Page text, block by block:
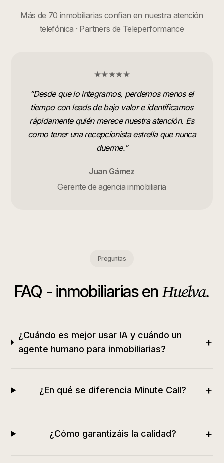
Más de 70 inmobiliarias confían en nuestra atención
telefónica · Partners de Teleperformance
★★★★★
“Desde que lo integramos, perdemos menos el
tiempo con leads de bajo valor e identificamos
rápidamente quién merece nuestra atención. Es
como tener una recepcionista estrella que nunca
duerme.”
Juan Gámez
Gerente de agencia inmobiliaria
Preguntas
FAQ - inmobiliariasenHuelva.
¿Cuándo es mejor usar IA y cuándo un
agente humano para inmobiliarias?
+
¿En qué se diferencia Minute Call? +
¿Cómo garantizáis la calidad? +